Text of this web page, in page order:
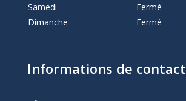
Samedi
Fermé
Dimanche
Fermé
Informations de contact